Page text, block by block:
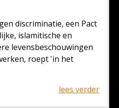
discriminatie, een Pact
islamitische en
levensbeschouwingen
roept 'in het
lees verder